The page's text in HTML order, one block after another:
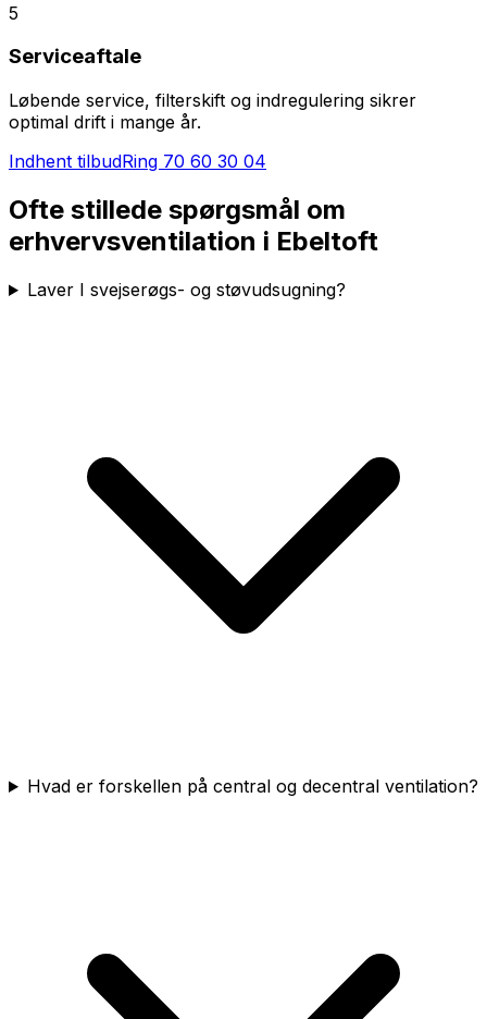
5
Serviceaftale
Løbende service, filterskift og indregulering sikrer
optimal drift i mange år.
Indhent tilbudRing 70 60 30 04
Ofte stillede spørgsmål om
erhvervsventilation i Ebeltoft
Laver I svejserøgs- og støvudsugning?
Hvad er forskellen på central og decentral ventilation?